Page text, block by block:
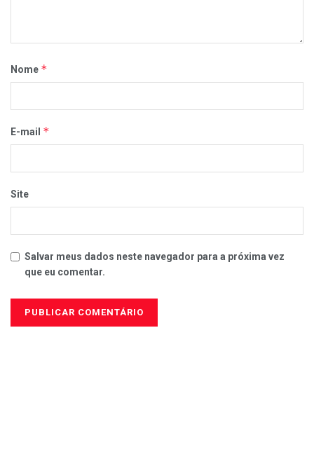
Nome *
E-mail *
Site
Salvar meus dados neste navegador para a próxima vez
que eu comentar.